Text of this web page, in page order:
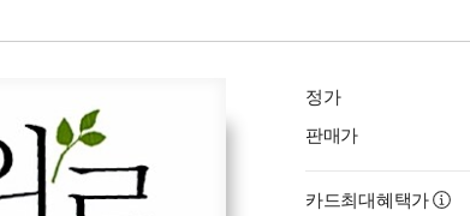
정가
판매가
카드최대혜택가